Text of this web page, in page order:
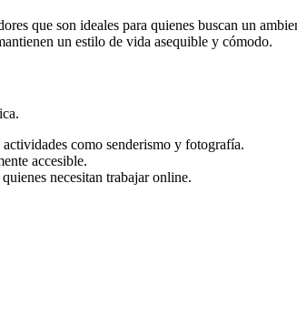
que son ideales para quienes buscan un
un estilo de vida asequible y cómodo.
como senderismo y fotografía.
accesible.
necesitan trabajar online.